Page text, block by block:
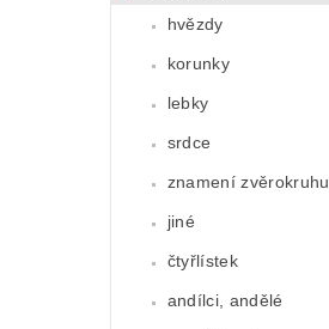
hvězdy
korunky
lebky
srdce
znamení zvěrokruhu
jiné
čtyřlístek
andílci, andělé